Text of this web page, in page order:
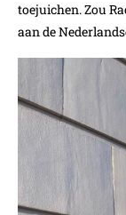
toejuichen. Zou
aan de